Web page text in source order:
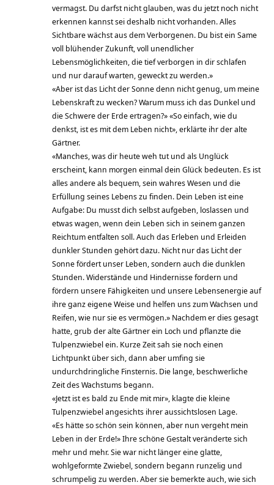
vermagst. Du darfst nicht glauben, was du jetzt noch nicht
erkennen kannst sei deshalb nicht vorhanden. Alles
Sichtbare wächst aus dem Verborgenen. Du bist ein Same
voll blühender Zukunft, voll unendlicher
Lebensmöglichkeiten, die tief verborgen in dir schlafen
und nur darauf warten, geweckt zu werden.»
«Aber ist das Licht der Sonne denn nicht genug, um meine
Lebenskraft zu wecken? Warum muss ich das Dunkel und
die Schwere der Erde ertragen?» «So einfach, wie du
denkst, ist es mit dem Leben nicht», erklärte ihr der alte
Gärtner.
«Manches, was dir heute weh tut und als Unglück
erscheint, kann morgen einmal dein Glück bedeuten. Es ist
alles andere als bequem, sein wahres Wesen und die
Erfüllung seines Lebens zu finden. Dein Leben ist eine
Aufgabe: Du musst dich selbst aufgeben, loslassen und
etwas wagen, wenn dein Leben sich in seinem ganzen
Reichtum entfalten soll. Auch das Erleben und Erleiden
dunkler Stunden gehört dazu. Nicht nur das Licht der
Sonne fördert unser Leben, sondern auch die dunklen
Stunden. Widerstände und Hindernisse fordern und
fördern unsere Fähigkeiten und unsere Lebensenergie auf
ihre ganz eigene Weise und helfen uns zum Wachsen und
Reifen, wie nur sie es vermögen.» Nachdem er dies gesagt
hatte, grub der alte Gärtner ein Loch und pflanzte die
Tulpenzwiebel ein. Kurze Zeit sah sie noch einen
Lichtpunkt über sich, dann aber umfing sie
undurchdringliche Finsternis. Die lange, beschwerliche
Zeit des Wachstums begann.
«Jetzt ist es bald zu Ende mit mir», klagte die kleine
Tulpenzwiebel angesichts ihrer aussichtslosen Lage.
«Es hätte so schön sein können, aber nun vergeht mein
Leben in der Erde!» Ihre schöne Gestalt veränderte sich
mehr und mehr. Sie war nicht länger eine glatte,
wohlgeformte Zwiebel, sondern begann runzelig und
schrumpelig zu werden. Aber sie bemerkte auch, wie sich